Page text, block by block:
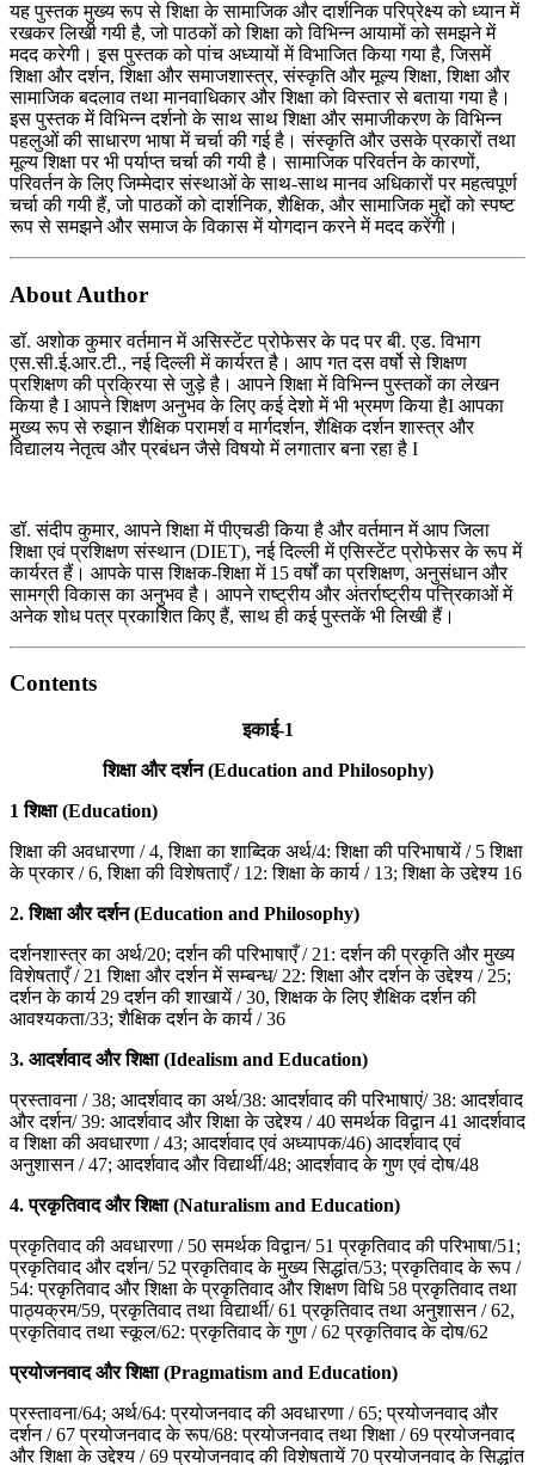
यह पुस्तक मुख्य रूप से शिक्षा के सामाजिक और दार्शनिक परिप्रेक्ष्य को ध्यान में
रखकर लिखी गयी है, जो पाठकों को शिक्षा को विभिन्न आयामों को समझने में
मदद करेगी। इस पुस्तक को पांच अध्यायों में विभाजित किया गया है, जिसमें
शिक्षा और दर्शन, शिक्षा और समाजशास्त्र, संस्कृति और मूल्य शिक्षा, शिक्षा और
सामाजिक बदलाव तथा मानवाधिकार और शिक्षा को विस्तार से बताया गया है।
इस पुस्तक में विभिन्न दर्शनो के साथ साथ शिक्षा और समाजीकरण के विभिन्न
पहलुओं की साधारण भाषा में चर्चा की गई है। संस्कृति और उसके प्रकारों तथा
मूल्य शिक्षा पर भी पर्याप्त चर्चा की गयी है। सामाजिक परिवर्तन के कारणों,
परिवर्तन के लिए जिम्मेदार संस्थाओं के साथ-साथ मानव अधिकारों पर महत्वपूर्ण
चर्चा की गयी हैं, जो पाठकों को दार्शनिक, शैक्षिक, और सामाजिक मुद्दों को स्पष्ट
रूप से समझने और समाज के विकास में योगदान करने में मदद करेंगी।
About Author
डॉ. अशोक कुमार वर्तमान में असिस्टेंट प्रोफेसर के पद पर बी. एड. विभाग
एस.सी.ई.आर.टी., नई दिल्ली में कार्यरत है। आप गत दस वर्षो से शिक्षण
प्रशिक्षण की प्रक्रिया से जुड़े है। आपने शिक्षा में विभिन्न पुस्तकों का लेखन
किया है I आपने शिक्षण अनुभव के लिए कई देशो में भी भ्रमण किया हैI आपका
मुख्य रूप से रुझान शैक्षिक परामर्श व मार्गदर्शन, शैक्षिक दर्शन शास्त्र और
विद्यालय नेतृत्व और प्रबंधन जैसे विषयो में लगातार बना रहा है I
डॉ. संदीप कुमार, आपने शिक्षा में पीएचडी किया है और वर्तमान में आप जिला
शिक्षा एवं प्रशिक्षण संस्थान (DIET), नई दिल्ली में एसिस्टेंट प्रोफेसर के रूप में
कार्यरत हैं। आपके पास शिक्षक-शिक्षा में 15 वर्षों का प्रशिक्षण, अनुसंधान और
सामग्री विकास का अनुभव है। आपने राष्ट्रीय और अंतर्राष्ट्रीय पत्त्रिकाओं में
अनेक शोध पत्र प्रकाशित किए हैं, साथ ही कई पुस्तकें भी लिखी हैं।
Contents
इकाई-1
शिक्षा और दर्शन (Education and Philosophy)
1शिक्षा (Education)
शिक्षा की अवधारणा / 4, शिक्षा का शाब्दिक अर्थ/4: शिक्षा की परिभाषायें / 5 शिक्षा
के प्रकार / 6, शिक्षा की विशेषताएँ / 12: शिक्षा के कार्य / 13; शिक्षा के उद्देश्य 16
2.शिक्षा और दर्शन (Education and Philosophy)
दर्शनशास्त्र का अर्थ/20; दर्शन की परिभाषाएँ / 21: दर्शन की प्रकृति और मुख्य
विशेषताएँ / 21 शिक्षा और दर्शन में सम्बन्ध/ 22: शिक्षा और दर्शन के उद्देश्य / 25;
दर्शन के कार्य 29 दर्शन की शाखायें / 30, शिक्षक के लिए शैक्षिक दर्शन की
आवश्यकता/33; शैक्षिक दर्शन के कार्य / 36
3. आदर्शवाद और शिक्षा (Idealism and Education)
प्रस्तावना / 38; आदर्शवाद का अर्थ/38: आदर्शवाद की परिभाषाएं/ 38: आदर्शवाद
और दर्शन/ 39: आदर्शवाद और शिक्षा के उद्देश्य / 40 समर्थक विद्वान 41 आदर्शवाद
व शिक्षा की अवधारणा / 43; आदर्शवाद एवं अध्यापक/46) आदर्शवाद एवं
अनुशासन / 47; आदर्शवाद और विद्यार्थी/48; आदर्शवाद के गुण एवं दोष/48
4.प्रकृतिवाद और शिक्षा (Naturalism and Education)
प्रकृतिवाद की अवधारणा / 50 समर्थक विद्वान/ 51 प्रकृतिवाद की परिभाषा/51;
प्रकृतिवाद और दर्शन/ 52 प्रकृतिवाद के मुख्य सिद्धांत/53; प्रकृतिवाद के रूप /
54: प्रकृतिवाद और शिक्षा के प्रकृतिवाद और शिक्षण विधि 58 प्रकृतिवाद तथा
पाठ्यक्रम/59, प्रकृतिवाद तथा विद्यार्थी/ 61 प्रकृतिवाद तथा अनुशासन / 62,
प्रकृतिवाद तथा स्कूल/62: प्रकृतिवाद के गुण / 62 प्रकृतिवाद के दोष/62
प्रयोजनवाद और शिक्षा (Pragmatism and Education)
प्रस्तावना/64; अर्थ/64: प्रयोजनवाद की अवधारणा / 65; प्रयोजनवाद और
दर्शन / 67 प्रयोजनवाद के रूप/68: प्रयोजनवाद तथा शिक्षा / 69 प्रयोजनवाद
और शिक्षा के उद्देश्य / 69 प्रयोजनवाद की विशेषतायें 70 प्रयोजनवाद के सिद्धांत